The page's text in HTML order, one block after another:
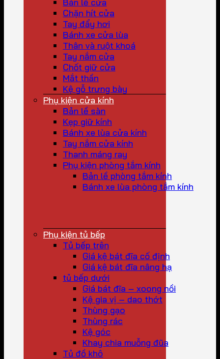
Chặn hít cửa
Tay đẩy hơi
Bánh xe cửa lùa
Thân và ruột khoá
Tay nắm cửa
Chốt giữ cửa
Mắt thần
Kệ gỗ trưng bày
Phụ kiện cửa kính
Bản lề sàn
Kẹp giữ kính
Bánh xe lùa cửa kính
Tay nắm cửa kính
Thanh máng ray
Phụ kiện phòng tắm kính
Bản lề phòng tắm kính
Bánh xe lùa phòng tắm kính
Phụ kiện tủ bếp
Tủ bếp trên
Giá kệ bát đĩa cố định
Giá kệ bát đĩa nâng hạ
tủ bếp dưới
Giá bát đĩa – xoong nồi
Kệ gia vị – dao thớt
Thùng gạo
Thùng rác
Kệ góc
Khay chia muỗng đũa
Tủ đồ khô